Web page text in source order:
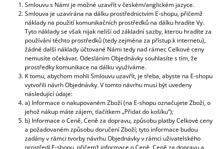
Smlouvu s Námi je možné uzavřít v českém/anglickém jazyce.
Smlouva je uzavírána na dálku prostřednictvím E-shopu, přičemž
náklady na použití komunikačních prostředků na dálku hradíte Vy.
Tyto náklady se však nijak neliší od základní sazby, kterou hradíte za
používání těchto prostředků (tedy zejména za přístup k internetu),
žádné další náklady účtované Námi tedy nad rámec Celkové ceny
nemusíte očekávat. Odesláním Objednávky souhlasíte s tím, že
prostředky komunikace na dálku využíváme.
K tomu, abychom mohli Smlouvu uzavřít, je třeba, abyste na E-shopu
vytvořili návrh Objednávky. V tomto návrhu musí být uvedeny
následující údaje:
a) Informace o nakupovaném Zboží (na E-shopu označujete Zboží, o
jehož nákup máte zájem, tlačítkem „Přidat do košíku“);
b) Informace o Ceně, Ceně za dopravu, způsobu platby Celkové ceny
a požadovaném způsobu doručení Zboží; tyto informace budou
zadány v rámci tvorby návrhu Objednávky v rámci uživatelského